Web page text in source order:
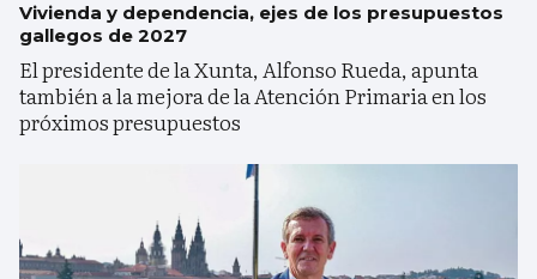
Vivienda y dependencia, ejes de los presupuestos
gallegos de 2027
El presidente de la Xunta, Alfonso Rueda, apunta
también a la mejora de la Atención Primaria en los
próximos presupuestos